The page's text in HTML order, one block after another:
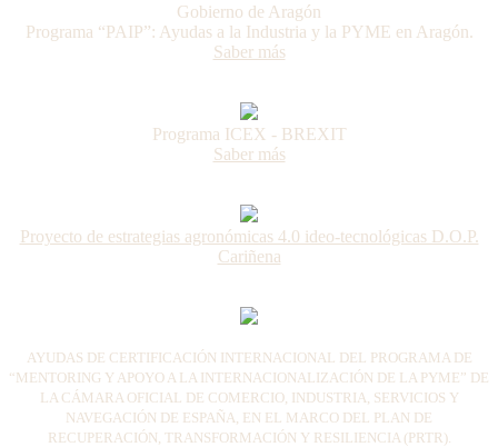
Gobierno de Aragón
Programa “PAIP”: Ayudas a la Industria y la PYME en Aragón.
Saber más
Programa ICEX - BREXIT
Saber más
Proyecto de estrategias agronómicas 4.0 ideo-tecnológicas D.O.P.
Cariñena
AYUDAS DE CERTIFICACIÓN INTERNACIONAL DEL PROGRAMA DE
“MENTORING Y APOYO A LA INTERNACIONALIZACIÓN DE LA PYME” DE
LA CÁMARA OFICIAL DE COMERCIO, INDUSTRIA, SERVICIOS Y
NAVEGACIÓN DE ESPAÑA, EN EL MARCO DEL PLAN DE
RECUPERACIÓN, TRANSFORMACIÓN Y RESILIENCIA (PRTR).